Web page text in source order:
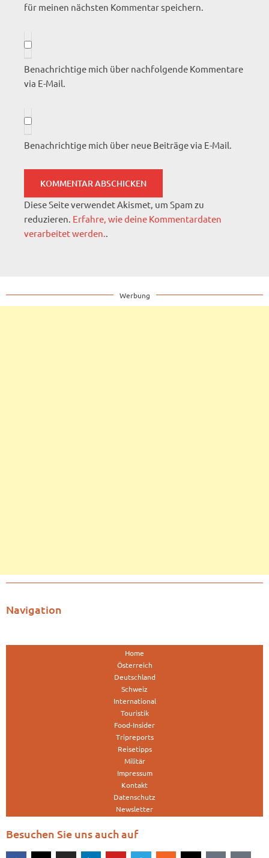
für meinen nächsten Kommentar speichern.
Benachrichtige mich über nachfolgende Kommentare
via E-Mail.
Benachrichtige mich über neue Beiträge via E-Mail.
Diese Seite verwendet Akismet, um Spam zu
reduzieren. Erfahre, wie deine Kommentardaten
verarbeitet werden..
Werbung
Navigation
Home
Österreich
Deutschland
Schweiz
International
Touristik
Food-Insider
Tripreports
Reisetipps
Militär
Impressum
Kontakt
Datenschutz
Newsletter
Besuchen Sie uns auch auf